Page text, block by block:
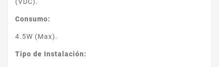
(VDC).
Consumo:
4.5W (Max).
Tipo de Instalación: